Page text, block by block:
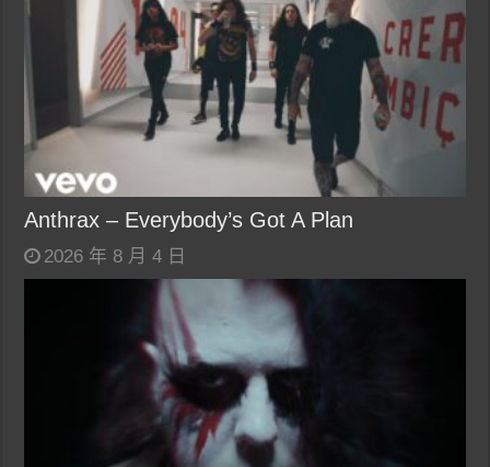
Anthrax – Everybody’s Got A Plan
2026 年 8 月 4 日